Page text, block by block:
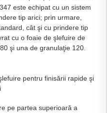
este echipat cu un sistem
tip arici; prin urmare,
cât şi cu prindere tip
cu o foaie de şlefuire de
şi una de granulaţie 120.
pentru finisării rapide şi
pe partea superioară a